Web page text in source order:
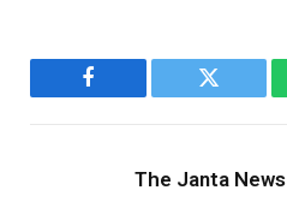
Facebook Twitter
The Janta News